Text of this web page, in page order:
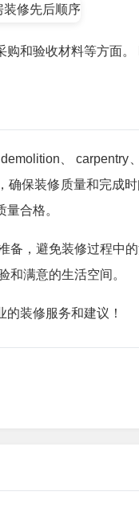
和验收材料等方面
、 carpentry
确保装修质量和完成
合格。
备，避免装修过程中
和满意的生活空间。
装修服务和建议！